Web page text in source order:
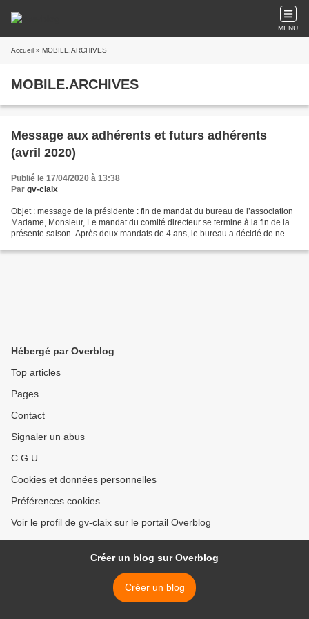
MENU
Accueil » MOBILE.ARCHIVES
MOBILE.ARCHIVES
Message aux adhérents et futurs adhérents
(avril 2020)
Publié le 17/04/2020 à 13:38
Par gv-claix
Objet : message de la présidente : fin de mandat du bureau de l’association
Madame, Monsieur, Le mandat du comité directeur se termine à la fin de la
présente saison. Après deux mandats de 4 ans, le bureau a décidé de ne
Hébergé par Overblog
Top articles
Pages
Contact
Signaler un abus
C.G.U.
Cookies et données personnelles
Préférences cookies
Voir le profil de gv-claix sur le portail Overblog
Créer un blog sur Overblog
Créer un blog